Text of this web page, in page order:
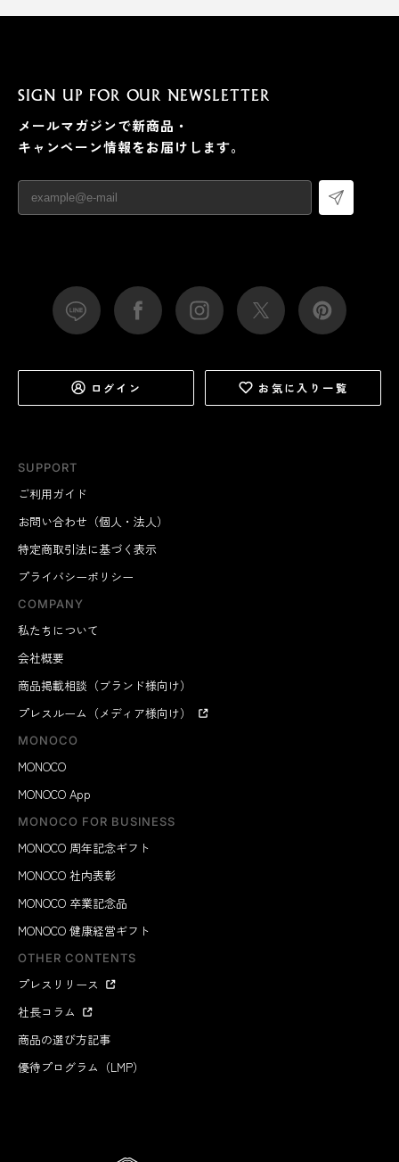
SUPPORT
ご利用ガイド
お問い合わせ（個人・法人）
特定商取引法に基づく表示
プライバシーポリシー
COMPANY
私たちについて
会社概要
商品掲載相談（ブランド様向け）
プレスルーム（メディア様向け）
MONOCO
MONOCO
MONOCO App
MONOCO FOR BUSINESS
MONOCO 周年記念ギフト
MONOCO 社内表彰
MONOCO 卒業記念品
MONOCO 健康経営ギフト
OTHER CONTENTS
プレスリリース
社長コラム
商品の選び方記事
優待プログラム（LMP）
SIGN UP FOR OUR NEWSLETTER
メールマガジンで新商品・
キャンペーン情報をお届けします。
ログイン お気に入り一覧